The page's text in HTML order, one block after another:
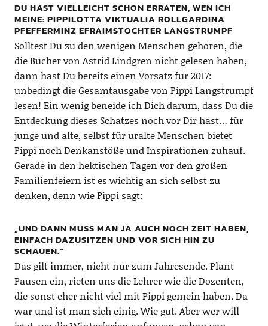
DU HAST VIELLEICHT SCHON ERRATEN, WEN ICH
MEINE: PIPPILOTTA VIKTUALIA ROLLGARDINA
PFEFFERMINZ EFRAIMSTOCHTER LANGSTRUMPF
Solltest Du zu den wenigen Menschen gehören, die
die Bücher von Astrid Lindgren nicht gelesen haben,
dann hast Du bereits einen Vorsatz für 2017:
unbedingt die Gesamtausgabe von Pippi Langstrumpf
lesen! Ein wenig beneide ich Dich darum, dass Du die
Entdeckung dieses Schatzes noch vor Dir hast… für
junge und alte, selbst für uralte Menschen bietet
Pippi noch Denkanstöße und Inspirationen zuhauf.
Gerade in den hektischen Tagen vor den großen
Familienfeiern ist es wichtig an sich selbst zu
denken, denn wie Pippi sagt:
„UND DANN MUSS MAN JA AUCH NOCH ZEIT HABEN,
EINFACH DAZUSITZEN UND VOR SICH HIN ZU
SCHAUEN.“
Das gilt immer, nicht nur zum Jahresende. Plant
Pausen ein, rieten uns die Lehrer wie die Dozenten,
die sonst eher nicht viel mit Pippi gemein haben. Da
war und ist man sich einig. Wie gut. Aber wer will